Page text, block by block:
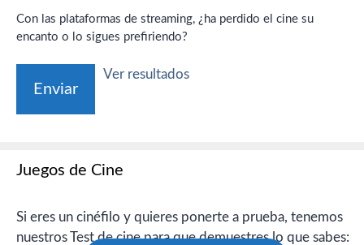
Con las plataformas de streaming, ¿ha perdido el cine su
encanto o lo sigues prefiriendo?
Ver resultados
Juegos de Cine
Si eres un cinéfilo y quieres ponerte a prueba, tenemos
nuestros Test de cine para que demuestres lo que sabes: